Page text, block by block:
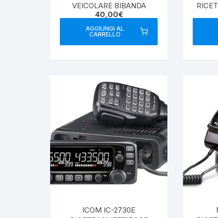
VEICOLARE BIBANDA
40,00€
AGGIUNGI AL
CARRELLO
ICOM IC-2730E